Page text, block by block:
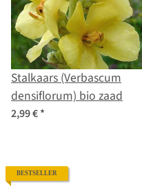
Stalkaars (Verbascum
densiflorum) bio zaad
2,99 €*
BESTSELLER